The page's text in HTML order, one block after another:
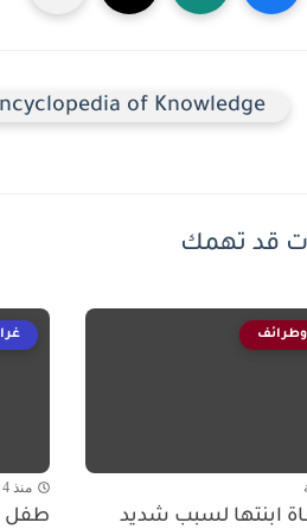
of Knowledge
قد تهمك
ابنتها لسبب شديد
منذ 4 سنة